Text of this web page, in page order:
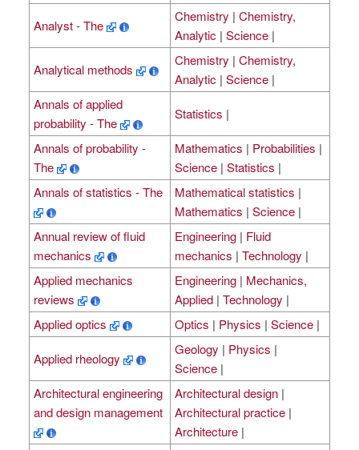
Analyst - The
Chemistry | Chemistry,
Analytic | Science |
Analytical methods
Chemistry | Chemistry,
Analytic | Science |
Annals of applied
probability - The
Statistics |
Annals of probability -
The
Mathematics | Probabilities |
Science | Statistics |
Annals of statistics - The
Mathematical statistics |
Mathematics | Science |
Annual review of fluid
mechanics
Engineering | Fluid
mechanics | Technology |
Applied mechanics
reviews
Engineering | Mechanics,
Applied | Technology |
Applied optics
Optics | Physics | Science |
Applied rheology
Geology | Physics |
Science |
Architectural engineering
and design management
Architectural design |
Architectural practice |
Architecture |